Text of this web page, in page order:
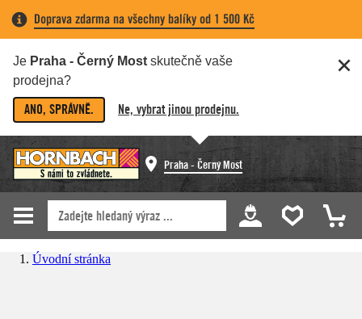
Doprava zdarma na všechny balíky od 1 500 Kč
Je Praha - Černý Most skutečně vaše
prodejna?
ANO, SPRÁVNĚ. Ne, vybrat jinou prodejnu.
Praha - Černý Most
Úvodní stránka